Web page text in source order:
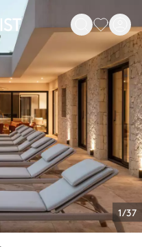
1/37